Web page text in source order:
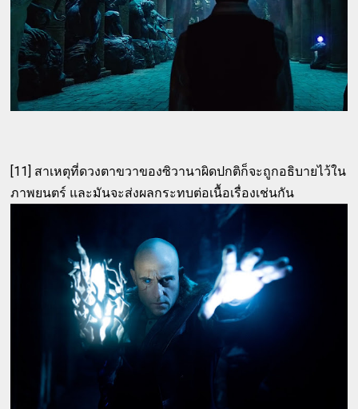
[11] สาเหตุที่ดวงตาขวาของซิวานาผิดปกติก็จะถูกอธิบายไว้ใน
ภาพยนตร์ และมันจะส่งผลกระทบต่อเนื้อเรื่องเช่นกัน